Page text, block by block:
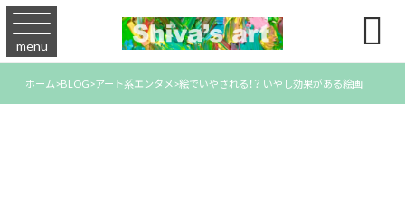
menu 
ホーム>BLOG>アート系エンタメ>絵でいやされる！？ いやし効果がある絵画